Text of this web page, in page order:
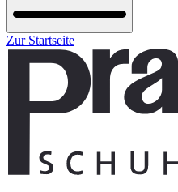
Zur Startseite